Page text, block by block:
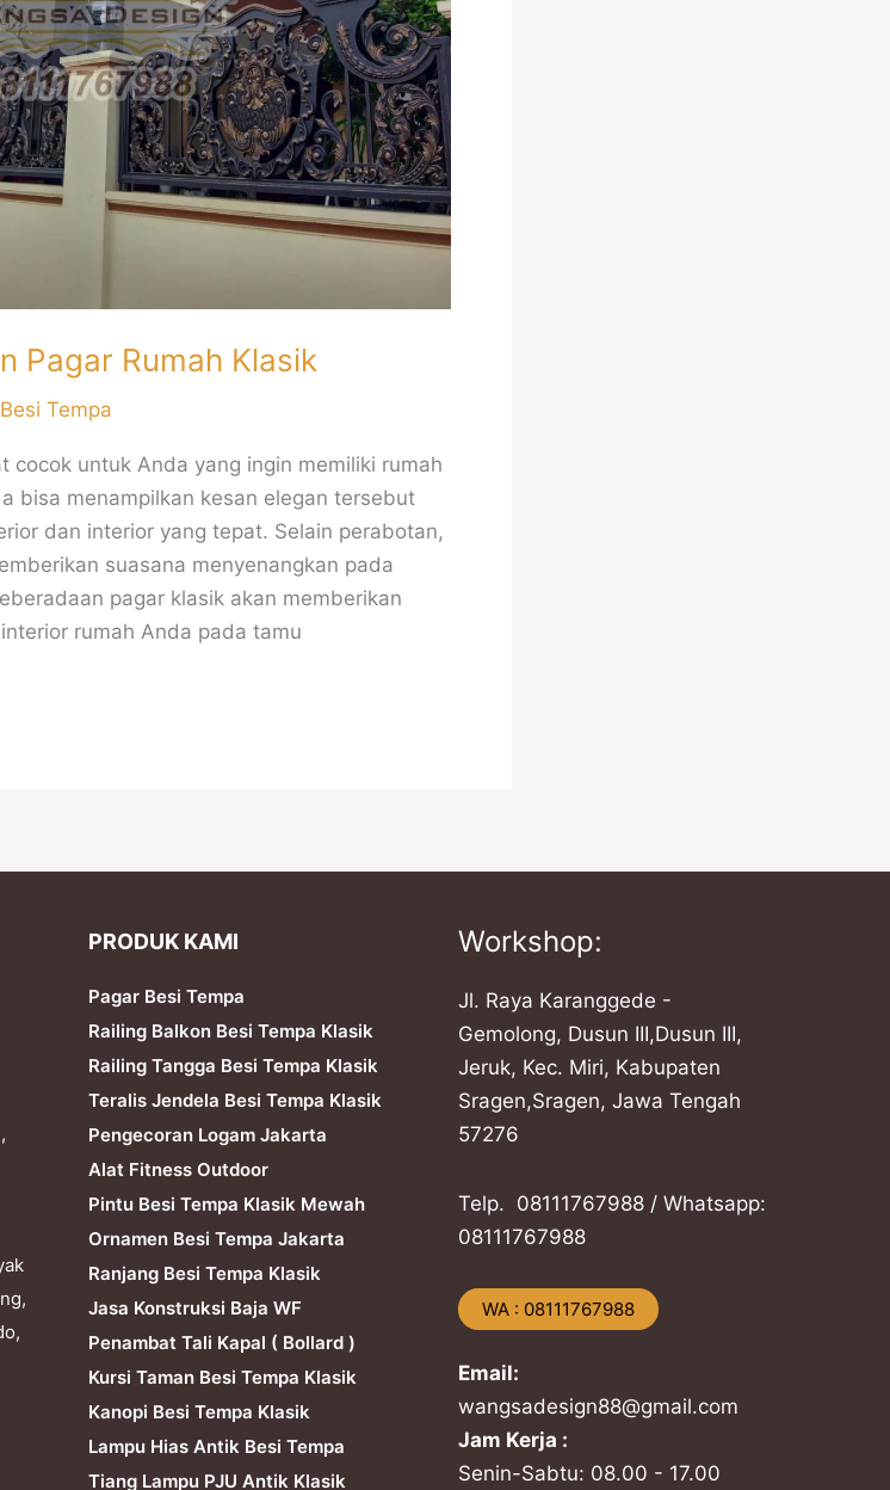
Pagar Rumah Klasik
Tempa
cocok untuk Anda yang ingin memiliki rumah
bisa menampilkan kesan elegan tersebut
dan interior yang tepat. Selain perabotan,
suasana menyenangkan pada
pagar klasik akan memberikan
rumah Anda pada tamu
PRODUK KAMI
Pagar Besi Tempa
Railing Balkon Besi Tempa Klasik
Railing Tangga Besi Tempa Klasik
Teralis Jendela Besi Tempa Klasik
Pengecoran Logam Jakarta
Alat Fitness Outdoor
Pintu Besi Tempa Klasik Mewah
Ornamen Besi Tempa Jakarta
Ranjang Besi Tempa Klasik
Jasa Konstruksi Baja WF
Penambat Tali Kapal ( Bollard )
Kursi Taman Besi Tempa Klasik
Kanopi Besi Tempa Klasik
Lampu Hias Antik Besi Tempa
Tiang Lampu PJU Antik Klasik
Workshop:
Jl. Raya Karanggede -
Gemolong, Dusun III,Dusun III,
Jeruk, Kec. Miri, Kabupaten
Sragen,Sragen, Jawa Tengah
57276
Telp. ​08111767988 / Whatsapp:
​08111767988
​WA : 08111767988
Email:
wangsadesign88@gmail.com
Jam Kerja :
Senin-Sabtu: 08.00 - 17.00